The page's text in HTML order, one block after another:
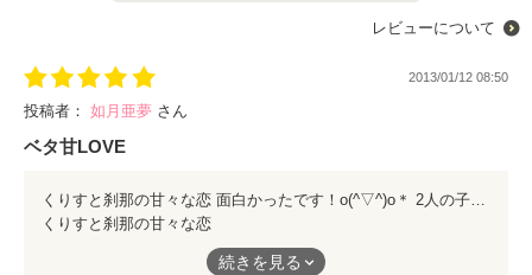
レビューについて
2013/01/12 08:50
投稿者： 如月亜夢 さん
ベタ甘LOVE
くりすと刹那の甘々な恋 面白かったです！o(^▽^)o＊ 2人の子供達もすごく 可愛いですね。
くりすと刹那の甘々な恋
面白かったです！o(^▽^)o＊
続きを見る